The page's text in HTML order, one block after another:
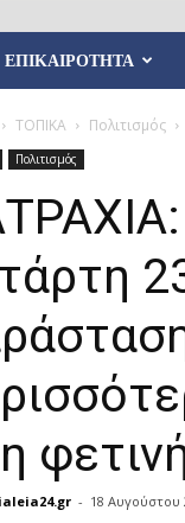
ΕΠΙΚΑΙΡΟΤΗΤΑ
ΤΟΠΙΚΑ Πολιτισμός
Πολιτισμός
- 18 Αυγούστου